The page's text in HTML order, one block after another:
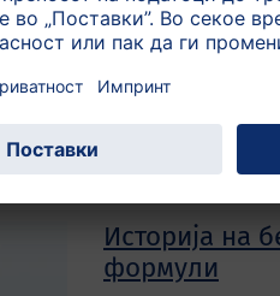
Иако ние
состојки, патот
е следен од
Историја на
формули